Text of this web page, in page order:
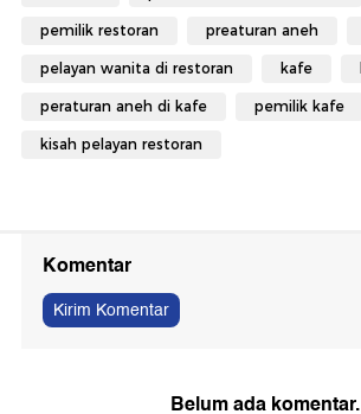
pemilik restoran preaturan aneh
pelayan wanita di restoran kafe
peraturan aneh di kafe pemilik kafe
kisah pelayan restoran
Komentar
Kirim Komentar
Belum ada komentar.